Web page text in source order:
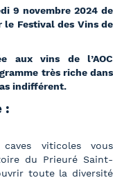
9 novembre 2024 de
le Festival des Vins de
aux vins de l’AOC
très riche dans
indifférent.
:
viticoles vous
du Prieuré Saint-
toute la diversité